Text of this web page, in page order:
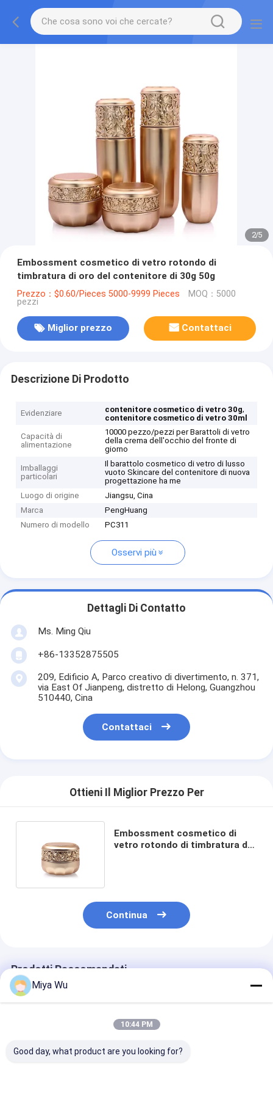
2/5
Embossment cosmetico di vetro rotondo di
timbratura di oro del contenitore di 30g 50g
Prezzo：$0.60/Pieces 5000-9999 Pieces MOQ：5000
pezzi
Miglior prezzo Contattaci
Descrizione Di Prodotto
Evidenziare contenitore cosmetico di vetro 30g,
contenitore cosmetico di vetro 30ml
Capacità di
alimentazione
10000 pezzo/pezzi per Barattoli di vetro
della crema dell'occhio del fronte di
giorno
Imballaggi
particolari
Il barattolo cosmetico di vetro di lusso
vuoto Skincare del contenitore di nuova
progettazione ha me
Luogo di origine
Jiangsu, Cina
Marca
PengHuang
Numero di modello
PC311
Osservi più
Dettagli Di Contatto
Ms. Ming Qiu
+86-13352875505
209, Edificio A, Parco creativo di divertimento, n. 371,
via East Of Jianpeng, distretto di Helong, Guangzhou
510440, Cina
Contattaci
Ottieni Il Miglior Prezzo Per
Embossment cosmetico di
vetro rotondo di timbratura di
Continua
Prodotti Raccomandati
Miya Wu
10:44 PM
Good day, what product are you looking for?